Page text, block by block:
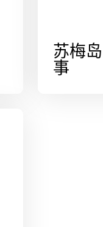
苏梅
事